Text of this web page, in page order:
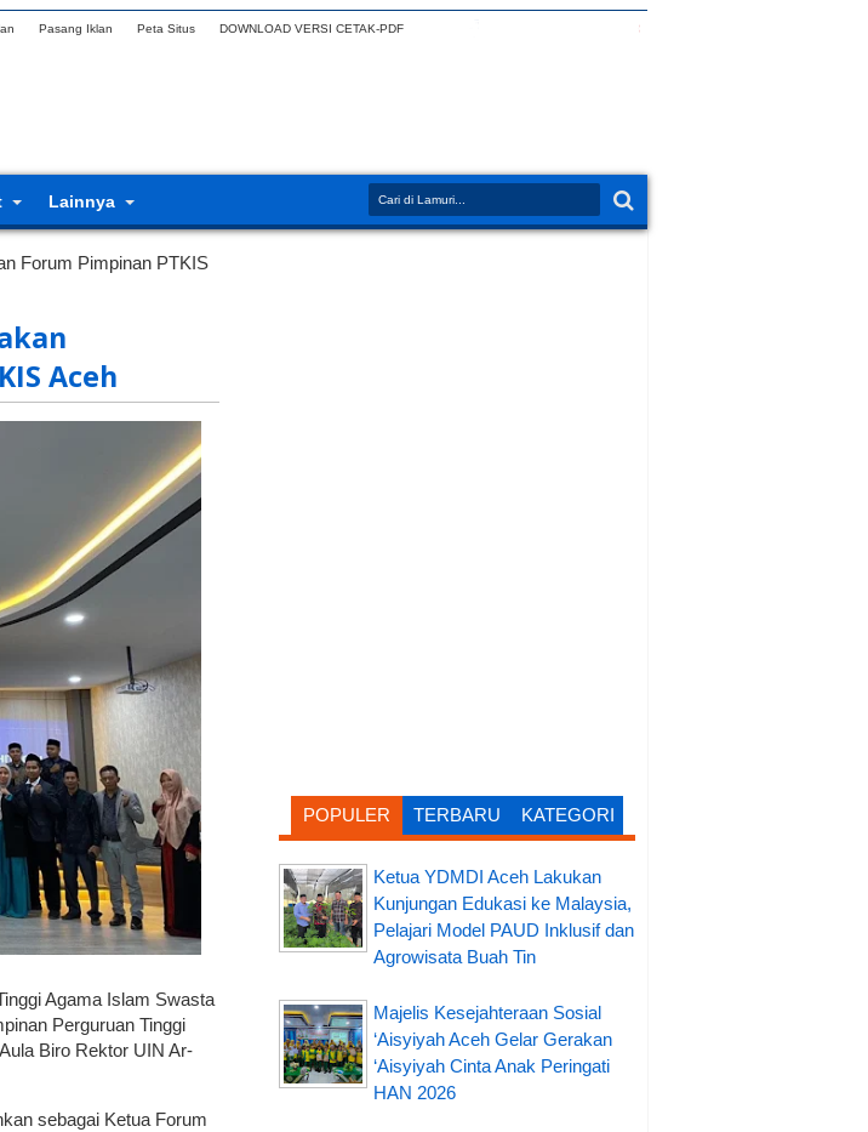
Pasang Iklan Peta Situs DOWNLOAD VERSI CETAK-PDF
Lainnya
Forum Pimpinan PTKIS
Aceh
Agama Islam Swasta
Perguruan Tinggi
Biro Rektor UIN Ar-
sebagai Ketua Forum
POPULER TERBARU KATEGORI
Ketua YDMDI Aceh Lakukan
Kunjungan Edukasi ke Malaysia,
Pelajari Model PAUD Inklusif dan
Agrowisata Buah Tin
Majelis Kesejahteraan Sosial
‘Aisyiyah Aceh Gelar Gerakan
‘Aisyiyah Cinta Anak Peringati
HAN 2026